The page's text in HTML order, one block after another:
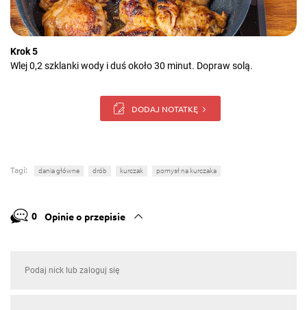
Krok 5
Wlej 0,2 szklanki wody i duś około 30 minut. Dopraw solą.
DODAJ NOTATKĘ
Tagi: dania główne drób kurczak pomysł na kurczaka
0 Opinie o przepisie